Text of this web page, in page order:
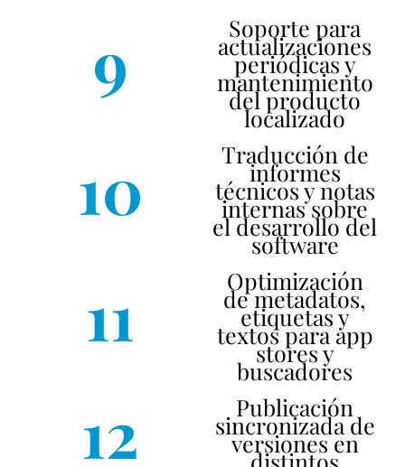
9 Soporte para
actualizaciones
periódicas y
mantenimiento
del producto
localizado
10 Traducción de
informes
técnicos y notas
internas sobre
el desarrollo del
software
11 Optimización
de metadatos,
etiquetas y
textos para app
stores y
buscadores
12 Publicación
sincronizada de
versiones en